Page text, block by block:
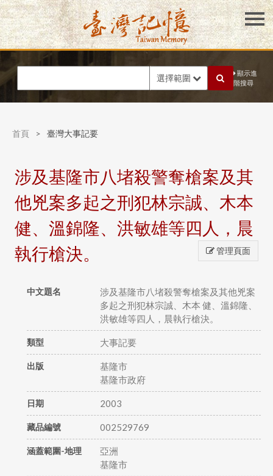
選擇範圍
顯示進
階搜尋
首頁 > 臺灣大事記要
涉及基隆市八堵殺警奪槍案及其
他兇案多起之刑犯林宗誠、木本
健、溫錦隆、洪敏雄等四人，晨
執行槍決。
管理頁面
中文題名
涉及基隆市八堵殺警奪槍案及其他兇案
多起之刑犯林宗誠、木本 健、溫錦隆、
洪敏雄等四人，晨執行槍決。
類型 大事記要
出版
基隆市
基隆市政府
日期 2003
藏品編號 002529769
涵蓋範圍-地理
亞洲
基隆市